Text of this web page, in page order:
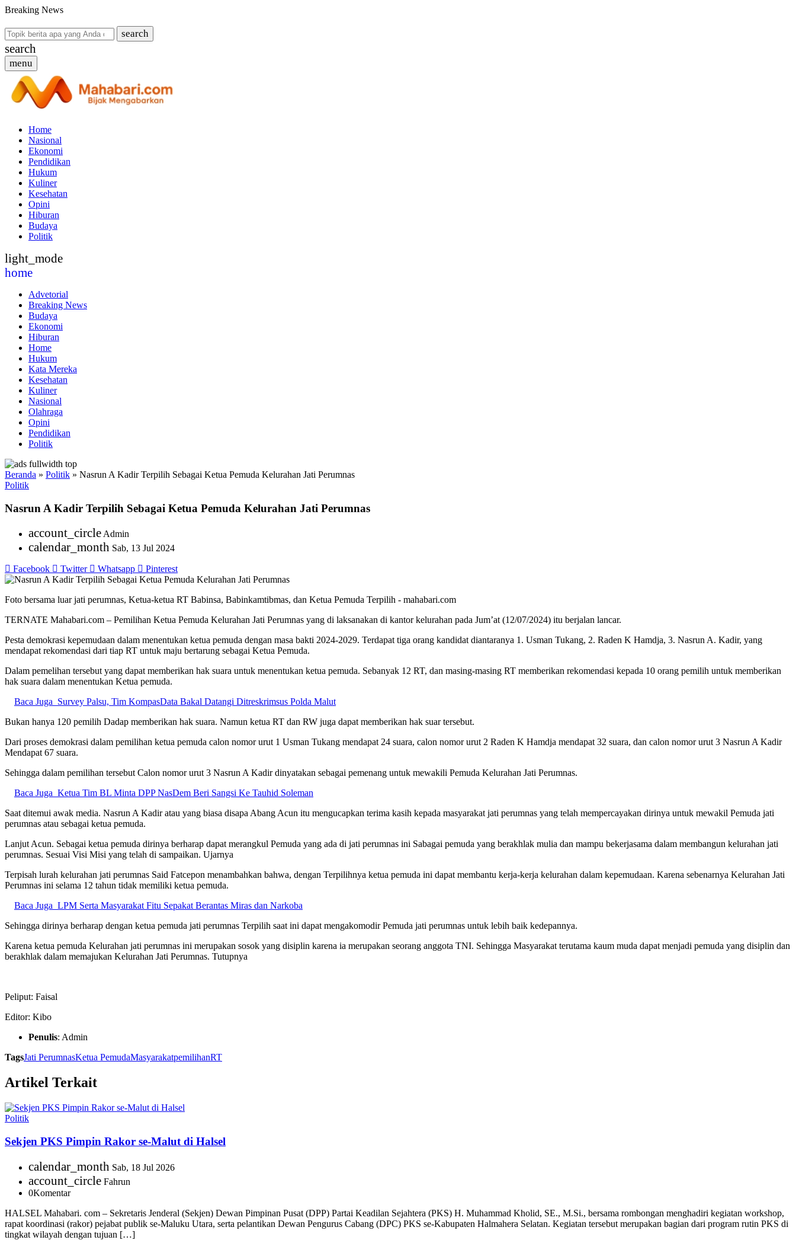
Breaking News
search
search
menu
Home
Nasional
Ekonomi
Pendidikan
Hukum
Kuliner
Kesehatan
Opini
Hiburan
Budaya
Politik
light_mode
home
Advetorial
Breaking News
Budaya
Ekonomi
Hiburan
Home
Hukum
Kata Mereka
Kesehatan
Kuliner
Nasional
Olahraga
Opini
Pendidikan
Politik
Beranda » Politik » Nasrun A Kadir Terpilih Sebagai Ketua Pemuda Kelurahan Jati Perumnas
Politik
Nasrun A Kadir Terpilih Sebagai Ketua Pemuda Kelurahan Jati Perumnas
account_circleAdmin
calendar_month Sab, 13 Jul 2024
Facebook Twitter Whatsapp Pinterest
Foto bersama luar jati perumnas, Ketua-ketua RT Babinsa, Babinkamtibmas, dan Ketua Pemuda Terpilih - mahabari.com
TERNATE Mahabari.com – Pemilihan Ketua Pemuda Kelurahan Jati Perumnas yang di laksanakan di kantor kelurahan pada Jum’at (12/07/2024) itu berjalan lancar.
Pesta demokrasi kepemudaan dalam menentukan ketua pemuda dengan masa bakti 2024-2029. Terdapat tiga orang kandidat diantaranya 1. Usman Tukang, 2. Raden K Hamdja, 3. Nasrun A. Kadir, yang
mendapat rekomendasi dari tiap RT untuk maju bertarung sebagai Ketua Pemuda.
Dalam pemelihan tersebut yang dapat memberikan hak suara untuk menentukan ketua pemuda. Sebanyak 12 RT, dan masing-masing RT memberikan rekomendasi kepada 10 orang pemilih untuk memberikan
hak suara dalam menentukan Ketua pemuda.
Baca Juga Survey Palsu, Tim KompasData Bakal Datangi Ditreskrimsus Polda Malut
Bukan hanya 120 pemilih Dadap memberikan hak suara. Namun ketua RT dan RW juga dapat memberikan hak suar tersebut.
Dari proses demokrasi dalam pemilihan ketua pemuda calon nomor urut 1 Usman Tukang mendapat 24 suara, calon nomor urut 2 Raden K Hamdja mendapat 32 suara, dan calon nomor urut 3 Nasrun A Kadir
Mendapat 67 suara.
Sehingga dalam pemilihan tersebut Calon nomor urut 3 Nasrun A Kadir dinyatakan sebagai pemenang untuk mewakili Pemuda Kelurahan Jati Perumnas.
Baca Juga Ketua Tim BL Minta DPP NasDem Beri Sangsi Ke Tauhid Soleman
Saat ditemui awak media. Nasrun A Kadir atau yang biasa disapa Abang Acun itu mengucapkan terima kasih kepada masyarakat jati perumnas yang telah mempercayakan dirinya untuk mewakil Pemuda jati
perumnas atau sebagai ketua pemuda.
Lanjut Acun. Sebagai ketua pemuda dirinya berharap dapat merangkul Pemuda yang ada di jati perumnas ini Sabagai pemuda yang berakhlak mulia dan mampu bekerjasama dalam membangun kelurahan jati
perumnas. Sesuai Visi Misi yang telah di sampaikan. Ujarnya
Terpisah lurah kelurahan jati perumnas Said Fatcepon menambahkan bahwa, dengan Terpilihnya ketua pemuda ini dapat membantu kerja-kerja kelurahan dalam kepemudaan. Karena sebenarnya Kelurahan Jati
Perumnas ini selama 12 tahun tidak memiliki ketua pemuda.
Baca Juga LPM Serta Masyarakat Fitu Sepakat Berantas Miras dan Narkoba
Sehingga dirinya berharap dengan ketua pemuda jati perumnas Terpilih saat ini dapat mengakomodir Pemuda jati perumnas untuk lebih baik kedepannya.
Karena ketua pemuda Kelurahan jati perumnas ini merupakan sosok yang disiplin karena ia merupakan seorang anggota TNI. Sehingga Masyarakat terutama kaum muda dapat menjadi pemuda yang disiplin dan
berakhlak dalam memajukan Kelurahan Jati Perumnas. Tutupnya
Peliput: Faisal
Editor: Kibo
Penulis: Admin
TagsJati PerumnasKetua PemudaMasyarakatpemilihanRT
Artikel Terkait
Politik
Sekjen PKS Pimpin Rakor se-Malut di Halsel
calendar_month Sab, 18 Jul 2026
account_circle Fahrun
0Komentar
HALSEL Mahabari. com – Sekretaris Jenderal (Sekjen) Dewan Pimpinan Pusat (DPP) Partai Keadilan Sejahtera (PKS) H. Muhammad Kholid, SE., M.Si., bersama rombongan menghadiri kegiatan workshop,
rapat koordinasi (rakor) pejabat publik se-Maluku Utara, serta pelantikan Dewan Pengurus Cabang (DPC) PKS se-Kabupaten Halmahera Selatan. Kegiatan tersebut merupakan bagian dari program rutin PKS di
tingkat wilayah dengan tujuan […]